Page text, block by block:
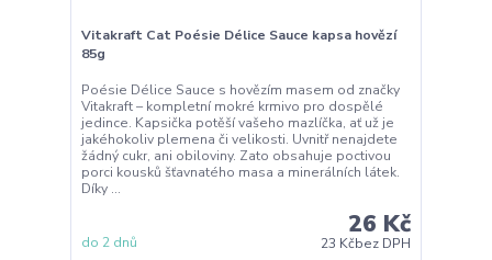
Vitakraft Cat Poésie Délice Sauce kapsa hovězí
85g
Poésie Délice Sauce s hovězím masem od značky
Vitakraft – kompletní mokré krmivo pro dospělé
jedince. Kapsička potěší vašeho mazlíčka, ať už je
jakéhokoliv plemena či velikosti. Uvnitř nenajdete
žádný cukr, ani obiloviny. Zato obsahuje poctivou
porci kousků šťavnatého masa a minerálních látek.
Díky ...
26 Kč
23 Kčbez DPH
do 2 dnů